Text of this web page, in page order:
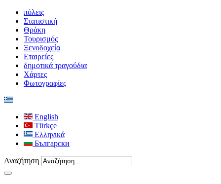
πόλεις
Στατιστική
Θράκη
Τουρισμός
Ξενοδοχεία
Εταιρείες
δημοτικά τραγούδια
Χάρτες
Φωτογραφίες
English
Türkçe
Ελληνικά
Български
Αναζήτηση